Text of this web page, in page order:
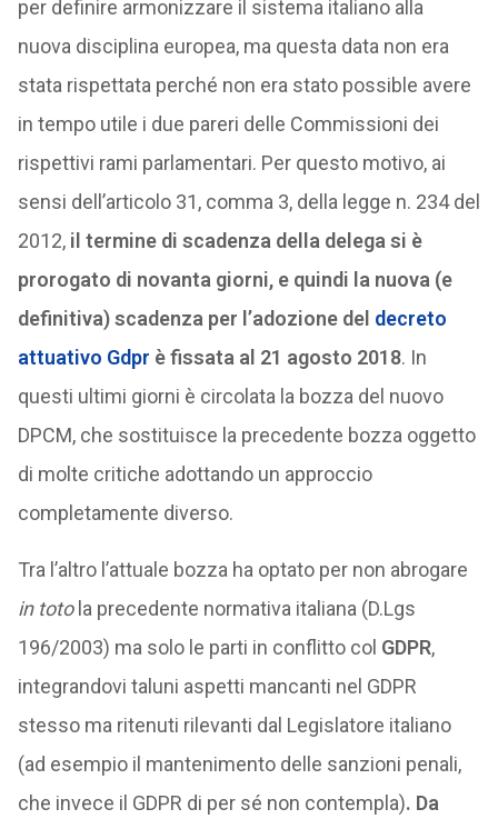
per definire armonizzare il sistema italiano alla
nuova disciplina europea, ma questa data non era
stata rispettata perché non era stato possible avere
in tempo utile i due pareri delle Commissioni dei
rispettivi rami parlamentari. Per questo motivo, ai
sensi dell’articolo 31, comma 3, della legge n. 234 del
2012, il termine di scadenza della delega si è
prorogato di novanta giorni, e quindi la nuova (e
definitiva) scadenza per l’adozione del decreto
attuativo Gdpr è fissata al 21 agosto 2018. In
questi ultimi giorni è circolata la bozza del nuovo
DPCM, che sostituisce la precedente bozza oggetto
di molte critiche adottando un approccio
completamente diverso.
Tra l’altro l’attuale bozza ha optato per non abrogare
in totola precedente normativa italiana (D.Lgs
196/2003) ma solo le parti in conflitto col GDPR,
integrandovi taluni aspetti mancanti nel GDPR
stesso ma ritenuti rilevanti dal Legislatore italiano
(ad esempio il mantenimento delle sanzioni penali,
che invece il GDPR di per sé non contempla). Da